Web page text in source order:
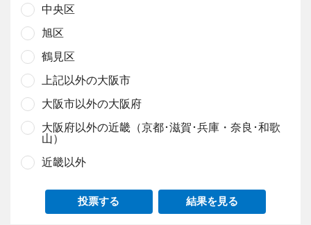
中央区
旭区
鶴見区
上記以外の大阪市
大阪市以外の大阪府
大阪府以外の近畿（京都･滋賀･兵庫・奈良･和歌
山）
近畿以外
投票する 結果を見る